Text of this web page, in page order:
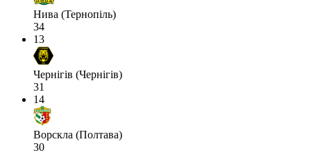
Нива (Тернопіль)
34
13
Чернігів (Чернігів)
31
14
Ворскла (Полтава)
30